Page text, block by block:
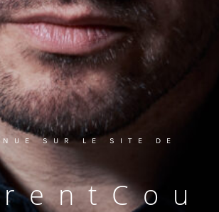
SUR LE SITE DE
rentCo u